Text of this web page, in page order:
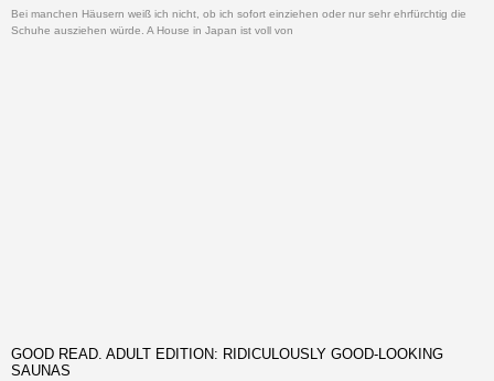
Bei manchen Häusern weiß ich nicht, ob ich sofort einziehen oder nur sehr ehrfürchtig die
Schuhe ausziehen würde. A House in Japan ist voll von
GOOD READ. ADULT EDITION: RIDICULOUSLY GOOD-LOOKING
SAUNAS